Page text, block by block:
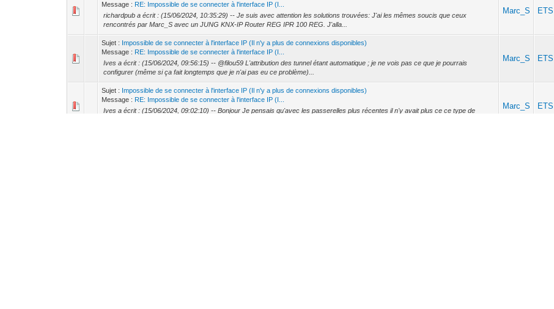
Message : RE: Impossible de se connecter à l'interface IP (I...
richardpub a écrit : (15/06/2024, 10:35:29) -- Je suis avec attention les solutions trouvées: J'ai les mêmes soucis que ceux
rencontrés par Marc_S avec un JUNG KNX-IP Router REG IPR 100 REG. J'alla...
Marc_S ETS
Sujet : Impossible de se connecter à l'interface IP (Il n'y a plus de connexions disponibles)
Message : RE: Impossible de se connecter à l'interface IP (I...
Ives a écrit : (15/06/2024, 09:56:15) -- @filou59 L'attribution des tunnel étant automatique ; je ne vois pas ce que je pourrais
configurer (même si ça fait longtemps que je n'ai pas eu ce problème)...
Marc_S ETS
Sujet : Impossible de se connecter à l'interface IP (Il n'y a plus de connexions disponibles)
Message : RE: Impossible de se connecter à l'interface IP (I...
Ives a écrit : (15/06/2024, 09:02:10) -- Bonjour Je pensais qu'avec les passerelles plus récentes il n'y avait plus ce ce type de
Marc_S ETS